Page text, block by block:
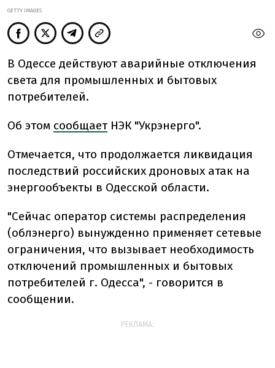
GETTY IMAGES
В Одессе действуют аварийные отключения
света для промышленных и бытовых
потребителей.
Об этом сообщаетНЭК "Укрэнерго".
Отмечается, что продолжается ликвидация
последствий российских дроновых атак на
энергообъекты в Одесской области.
"Сейчас оператор системы распределения
(облэнерго) вынужденно применяет сетевые
ограничения, что вызывает необходимость
отключений промышленных и бытовых
потребителей г. Одесса", - говорится в
сообщении.
РЕКЛАМА: